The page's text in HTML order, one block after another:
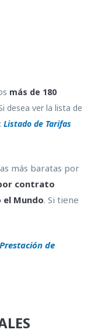
más de 180
desea ver la lista de
Listado de Tarifas
más baratas por
contrato
el Mundo. Si tiene
de